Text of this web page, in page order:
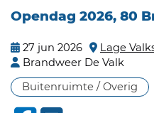
Opendag 2026, 80
27 jun 2026
Lage
Brandweer De Valk
Buitenruimte / Overig